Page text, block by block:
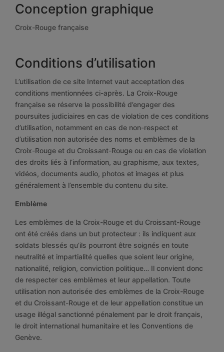
Conception graphique
Croix-Rouge française
Conditions d’utilisation
L’utilisation de ce site Internet vaut acceptation des
conditions mentionnées ci-après. La Croix-Rouge
française se réserve la possibilité d’engager des
poursuites judiciaires en cas de violation de ces conditions
d’utilisation, notamment en cas de non-respect et
d’utilisation non autorisée des noms et emblèmes de la
Croix-Rouge et du Croissant-Rouge ou en cas de violation
des droits liés à l’information, au graphisme, aux textes,
vidéos, documents audio, photos et images et plus
généralement à l’ensemble du contenu du site.
Emblème
Les emblèmes de la Croix-Rouge et du Croissant-Rouge
ont été créés dans un but protecteur : ils indiquent aux
soldats blessés qu’ils pourront être soignés en toute
neutralité et impartialité quelles que soient leur origine,
nationalité, religion, conviction politique… Il convient donc
de respecter ces emblèmes et leur appellation. Toute
utilisation non autorisée des emblèmes de la Croix-Rouge
et du Croissant-Rouge et de leur appellation constitue un
usage illégal sanctionné pénalement par le droit français,
le droit international humanitaire et les Conventions de
Genève.